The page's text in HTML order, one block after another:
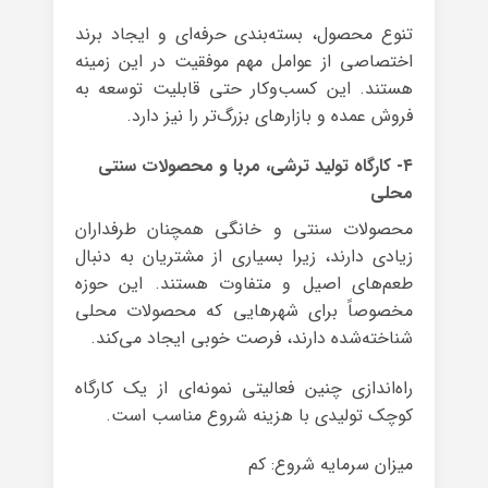
تنوع محصول، بسته‌بندی حرفه‌ای و ایجاد برند
اختصاصی از عوامل مهم موفقیت در این زمینه
هستند. این کسب‌وکار حتی قابلیت توسعه به
فروش عمده و بازارهای بزرگ‌تر را نیز دارد.
۴- کارگاه تولید ترشی، مربا و محصولات سنتی
محلی
محصولات سنتی و خانگی همچنان طرفداران
زیادی دارند، زیرا بسیاری از مشتریان به دنبال
طعم‌های اصیل و متفاوت هستند. این حوزه
مخصوصاً برای شهرهایی که محصولات محلی
شناخته‌شده دارند، فرصت خوبی ایجاد می‌کند.
راه‌اندازی چنین فعالیتی نمونه‌ای از یک کارگاه
کوچک تولیدی با هزینه شروع مناسب است.
میزان سرمایه شروع: کم